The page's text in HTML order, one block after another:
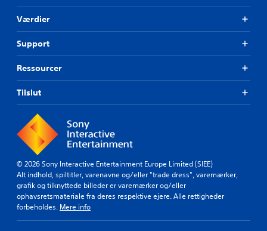
Værdier
Support
Ressourcer
Tilslut
© 2026 Sony Interactive Entertainment Europe Limited (SIEE)
Alt indhold, spiltitler, varenavne og/eller "trade dress", varemærker,
grafik og tilknyttede billeder er varemærker og/eller
ophavsretsmateriale fra deres respektive ejere. Alle rettigheder
forbeholdes. Mere info